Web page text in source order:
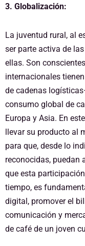
3. Globalización:
La juventud rural, al
ser parte activa de
ellas. Son
internacionales
de cadenas
consumo global de
Europa y Asia. En
llevar su producto al
para que, desde lo
reconocidas, puedan
que esta
tiempo, es
digital, promover el
comunicación y
de café de un joven